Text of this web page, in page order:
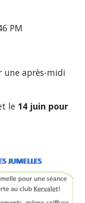
PM
une après-midi
le 14 juin pour